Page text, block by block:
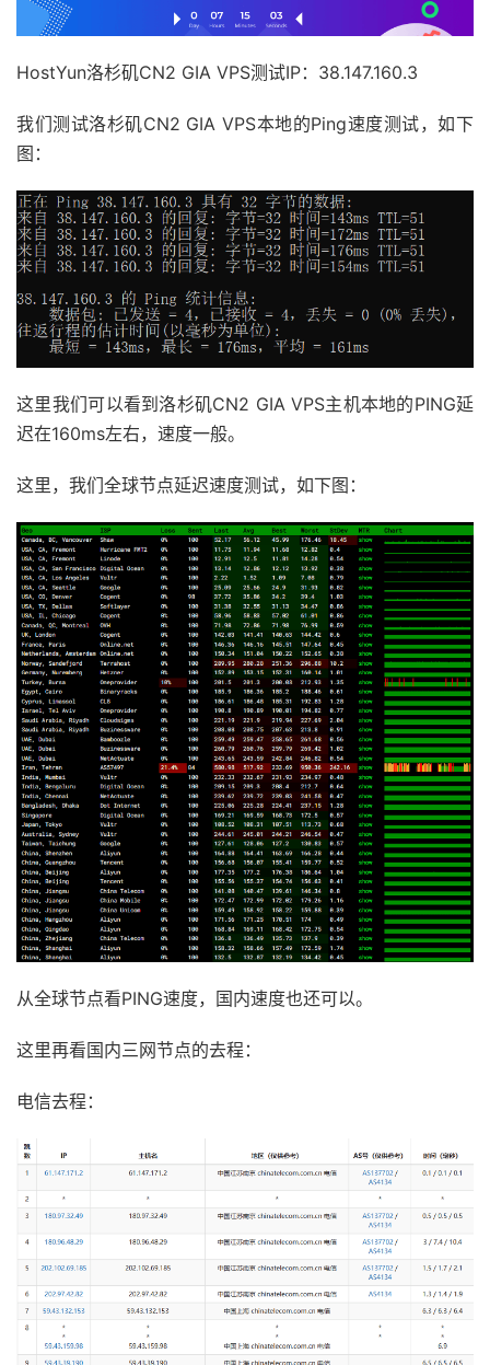
HostYun洛杉矶CN2 GIA VPS测试IP：38.147.160.3
我们测试洛杉矶CN2 GIA VPS本地的Ping速度测试，如下
图：
这里我们可以看到洛杉矶CN2 GIA VPS主机本地的PING延
迟在160ms左右，速度一般。
这里，我们全球节点延迟速度测试，如下图：
从全球节点看PING速度，国内速度也还可以。
这里再看国内三网节点的去程：
电信去程：